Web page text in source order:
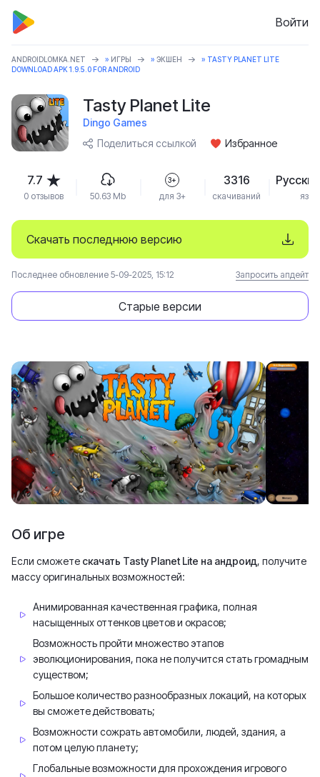
Войти
ANDROIDLOMKA.NET » ИГРЫ » ЭКШЕН
» TASTY PLANET LITE
DOWNLOAD APK 1.9.5.0 FOR ANDROID
Tasty Planet Lite
Dingo Games
Поделиться ссылкой
Избранное
Скачать последнюю версию
Старые версии
Последнее обновление 5-09-2025, 15:12 Запросить апдейт
7.7
0 отзывов 50.63 Mb
3+
для 3+
3316
скачиваний
Русский
язык
Об игре
Если сможете скачать Tasty Planet Lite на андроид, получите
массу оригинальных возможностей:
Анимированная качественная графика, полная
насыщенных оттенков цветов и окрасов;
Возможность пройти множество этапов
эволюционирования, пока не получится стать громадным
существом;
Большое количество разнообразных локаций, на которых
вы сможете действовать;
Возможности сожрать автомобили, людей, здания, а
потом целую планету;
Глобальные возможности для прохождения игрового